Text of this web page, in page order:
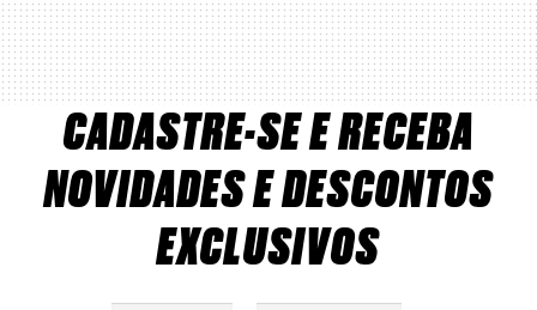
CADASTRE-SE E RECEBA
NOVIDADES E DESCONTOS
EXCLUSIVOS